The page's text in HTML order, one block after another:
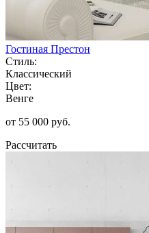
Гостиная Престон
Стиль:
Классический
Цвет:
Венге
от 55 000 руб.
Рассчитать